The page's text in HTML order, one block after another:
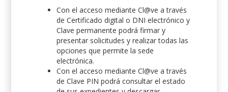
Con el acceso mediante Cl@ve a través
de Certificado digital o DNI electrónico y
Clave permanente podrá firmar y
presentar solicitudes y realizar todas las
opciones que permite la sede
electrónica.
Con el acceso mediante Cl@ve a través
de Clave PIN podrá consultar el estado